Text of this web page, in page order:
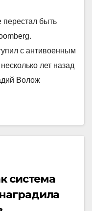
перестал быть
с антивоенным
лет назад
Волож
система